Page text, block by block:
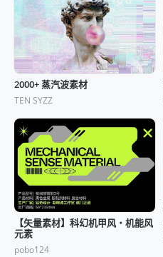
2000+ 蒸汽波素材
TEN SYZZ
【矢量素材】科幻机甲风・机能风
元素
pobo124